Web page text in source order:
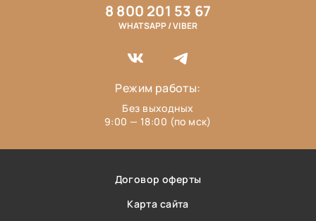
Договор оферты
Карта сайта
8 800 201 53 67
WHATSAPP / VIBER
Режим работы:
Без выходных
9:00 — 18:00 (по мск)